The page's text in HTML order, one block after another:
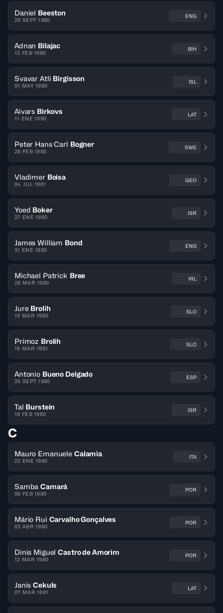
Daniel Beeston
29 SEPT 1980
ENG
Adnan Bilajac
13 FEB 1980
BIH
Svavar Atli Birgisson
01 MAY 1980
ISL
Aivars Birkovs
11 ENE 1980
LAT
Peter Hans Carl Bogner
28 FEB 1980
SWE
Vladimer Boisa
04 JUL 1981
GEO
Yoed Boker
27 ENE 1980
ISR
James William Bond
31 ENE 1980
ENG
Michael Patrick Bree
26 MAR 1980
IRL
Jure Brolih
18 MAR 1980
SLO
Primoz Brolih
16 MAR 1981
SLO
Antonio Bueno Delgado
25 SEPT 1980
ESP
Tal Burstein
19 FEB 1980
ISR
C
Mauro Emanuele Calamia
22 ENE 1980
ITA
Samba Camará
06 FEB 1980
POR
Mário Rui Carvalho Gonçalves
03 ABR 1980
POR
Dinis Miguel Castro de Amorim
12 MAR 1980
POR
Janis Cekuls
07 MAR 1981
LAT